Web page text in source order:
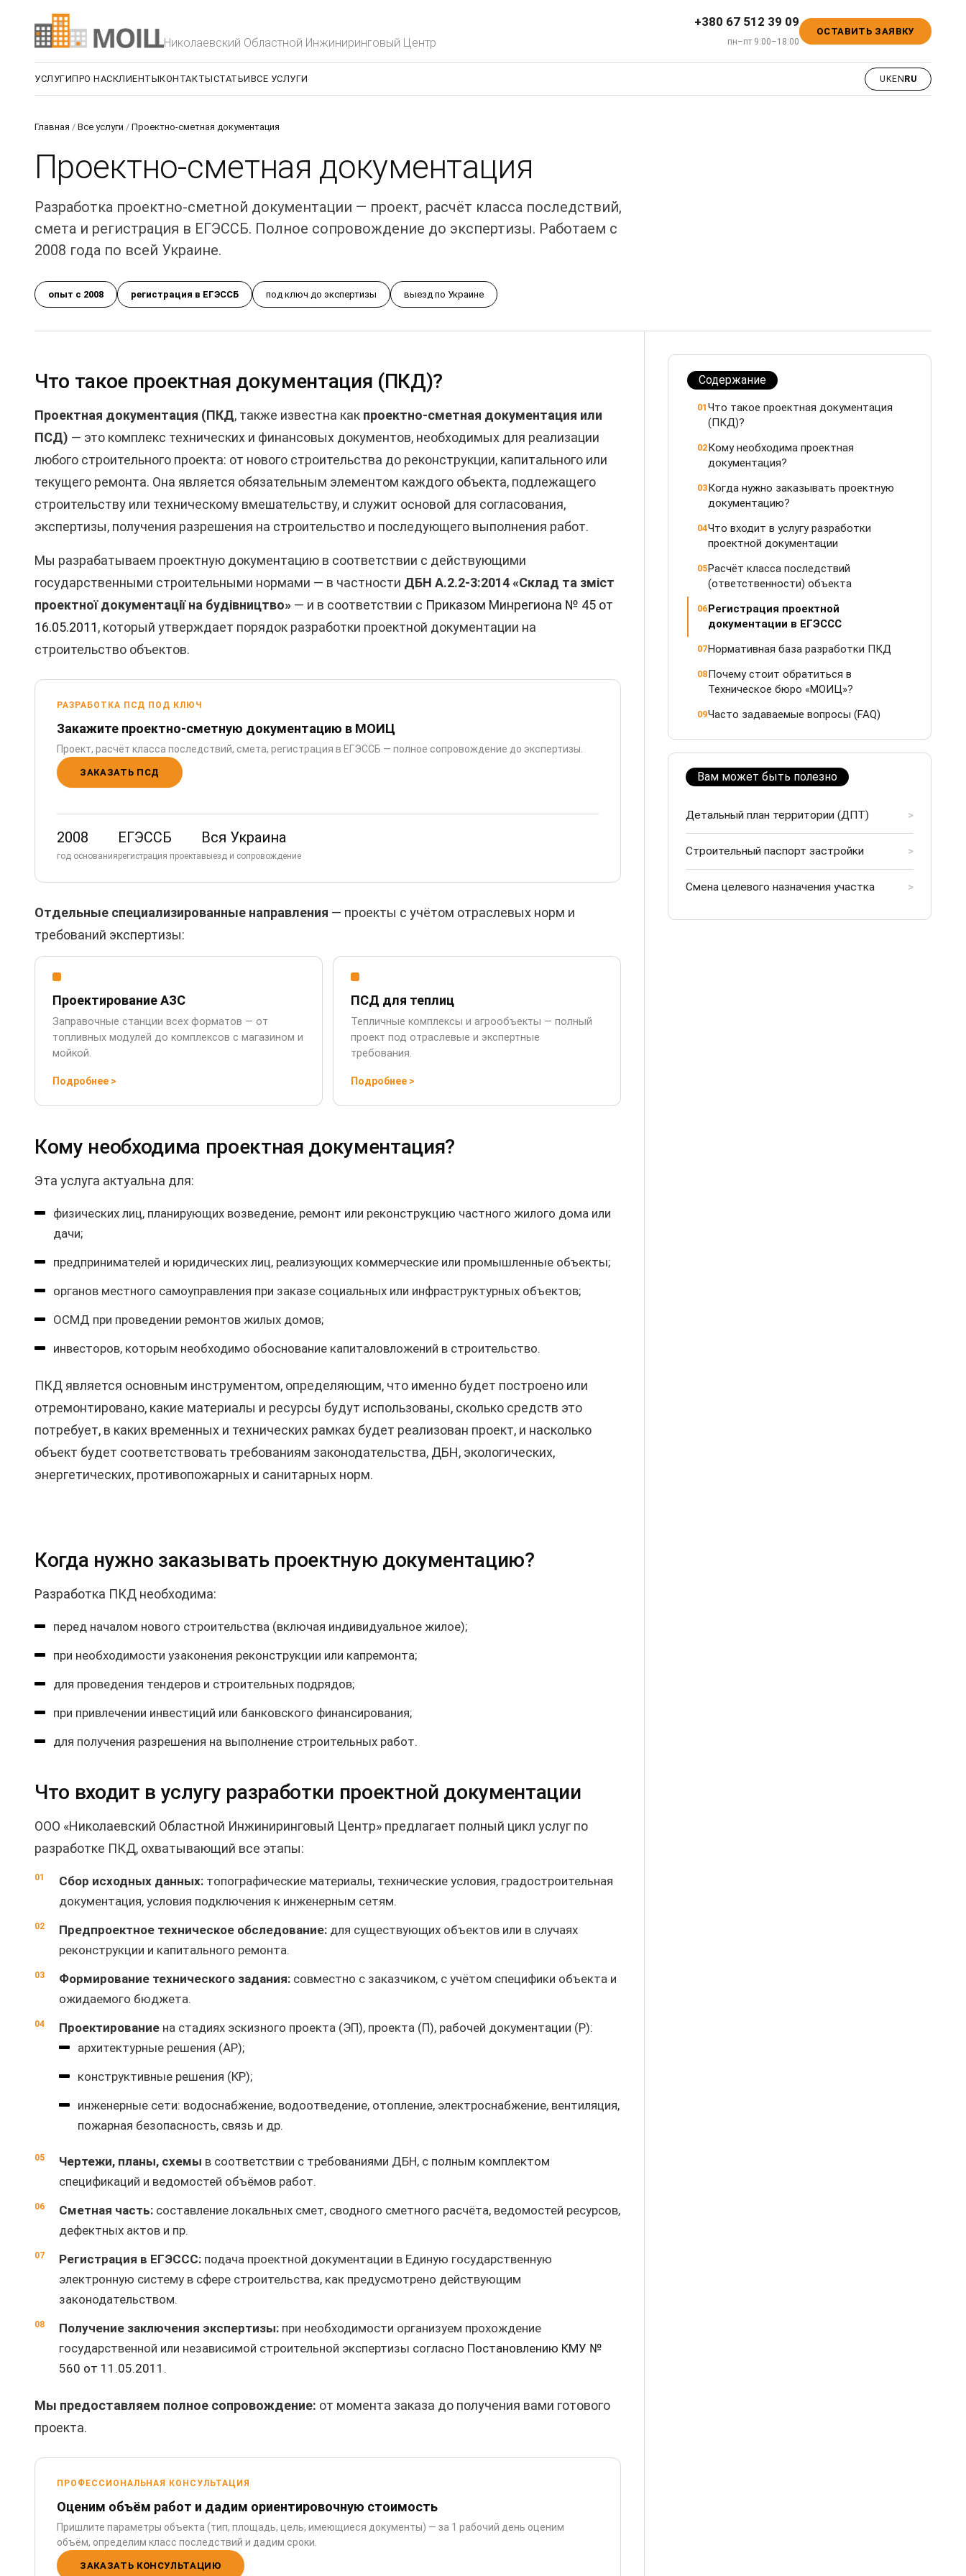
Николаевский Областной Инжиниринговый Центр
+380 67 512 39 09
пн–пт 9:00–18:00
ОСТАВИТЬ ЗАЯВКУ
УСЛУГИПРО НАСКЛИЕНТЫКОНТАКТЫСТАТЬИВСЕ УСЛУГИ UKENRU
Главная / Все услуги / Проектно-сметная документация
Проектно-сметная документация
Разработка проектно-сметной документации — проект, расчёт класса последствий,
смета и регистрация в ЕГЭССБ. Полное сопровождение до экспертизы. Работаем с
2008 года по всей Украине.
опыт с 2008 регистрация в ЕГЭССБ под ключ до экспертизы выезд по Украине
Что такое проектная документация (ПКД)?
Проектная документация (ПКД, также известна как проектно-сметная документация или
ПСД) — это комплекс технических и финансовых документов, необходимых для реализации
любого строительного проекта: от нового строительства до реконструкции, капитального или
текущего ремонта. Она является обязательным элементом каждого объекта, подлежащего
строительству или техническому вмешательству, и служит основой для согласования,
экспертизы, получения разрешения на строительство и последующего выполнения работ.
Мы разрабатываем проектную документацию в соответствии с действующими
государственными строительными нормами — в частности ДБН А.2.2-3:2014 «Склад та зміст
проектної документації на будівництво» — и в соответствии с Приказом Минрегиона № 45 от
16.05.2011, который утверждает порядок разработки проектной документации на
строительство объектов.
РАЗРАБОТКА ПСД ПОД КЛЮЧ
Закажите проектно-сметную документацию в МОИЦ
Проект, расчёт класса последствий, смета, регистрация в ЕГЭССБ — полное сопровождение до экспертизы.
ЗАКАЗАТЬ ПСД
2008
год основания
ЕГЭССБ
регистрация проекта
Вся Украина
выезд и сопровождение
Отдельные специализированные направления — проекты с учётом отраслевых норм и
требований экспертизы:
Проектирование АЗС
Заправочные станции всех форматов — от
топливных модулей до комплексов с магазином и
мойкой.
Подробнее >
ПСД для теплиц
Тепличные комплексы и агрообъекты — полный
проект под отраслевые и экспертные
требования.
Подробнее >
Кому необходима проектная документация?
Эта услуга актуальна для:
физических лиц, планирующих возведение, ремонт или реконструкцию частного жилого дома или
дачи;
предпринимателей и юридических лиц, реализующих коммерческие или промышленные объекты;
органов местного самоуправления при заказе социальных или инфраструктурных объектов;
ОСМД при проведении ремонтов жилых домов;
инвесторов, которым необходимо обоснование капиталовложений в строительство.
ПКД является основным инструментом, определяющим, что именно будет построено или
отремонтировано, какие материалы и ресурсы будут использованы, сколько средств это
потребует, в каких временных и технических рамках будет реализован проект, и насколько
объект будет соответствовать требованиям законодательства, ДБН, экологических,
энергетических, противопожарных и санитарных норм.
Когда нужно заказывать проектную документацию?
Разработка ПКД необходима:
перед началом нового строительства (включая индивидуальное жилое);
при необходимости узаконения реконструкции или капремонта;
для проведения тендеров и строительных подрядов;
при привлечении инвестиций или банковского финансирования;
для получения разрешения на выполнение строительных работ.
Что входит в услугу разработки проектной документации
ООО «Николаевский Областной Инжиниринговый Центр» предлагает полный цикл услуг по
разработке ПКД, охватывающий все этапы:
Сбор исходных данных: топографические материалы, технические условия, градостроительная
документация, условия подключения к инженерным сетям.
Предпроектное техническое обследование: для существующих объектов или в случаях
реконструкции и капитального ремонта.
Формирование технического задания: совместно с заказчиком, с учётом специфики объекта и
ожидаемого бюджета.
Проектирование на стадиях эскизного проекта (ЭП), проекта (П), рабочей документации (Р):
архитектурные решения (АР);
конструктивные решения (КР);
инженерные сети: водоснабжение, водоотведение, отопление, электроснабжение, вентиляция,
пожарная безопасность, связь и др.
Чертежи, планы, схемы в соответствии с требованиями ДБН, с полным комплектом
спецификаций и ведомостей объёмов работ.
Сметная часть: составление локальных смет, сводного сметного расчёта, ведомостей ресурсов,
дефектных актов и пр.
Регистрация в ЕГЭССС: подача проектной документации в Единую государственную
электронную систему в сфере строительства, как предусмотрено действующим
законодательством.
Получение заключения экспертизы: при необходимости организуем прохождение
государственной или независимой строительной экспертизы согласно Постановлению КМУ №
560 от 11.05.2011 .
Мы предоставляем полное сопровождение: от момента заказа до получения вами готового
проекта.
ПРОФЕССИОНАЛЬНАЯ КОНСУЛЬТАЦИЯ
Оценим объём работ и дадим ориентировочную стоимость
Пришлите параметры объекта (тип, площадь, цель, имеющиеся документы) — за 1 рабочий день оценим
объём, определим класс последствий и дадим сроки.
ЗАКАЗАТЬ КОНСУЛЬТАЦИЮ
Содержание
01Что такое проектная документация
(ПКД)?
02Кому необходима проектная
документация?
03Когда нужно заказывать проектную
документацию?
04Что входит в услугу разработки
проектной документации
05Расчёт класса последствий
(ответственности) объекта
06Регистрация проектной
документации в ЕГЭССС
07Нормативная база разработки ПКД
08Почему стоит обратиться в
Техническое бюро «МОИЦ»?
09Часто задаваемые вопросы (FAQ)
Вам может быть полезно
Детальный план территории (ДПТ) >
Строительный паспорт застройки >
Смена целевого назначения участка >